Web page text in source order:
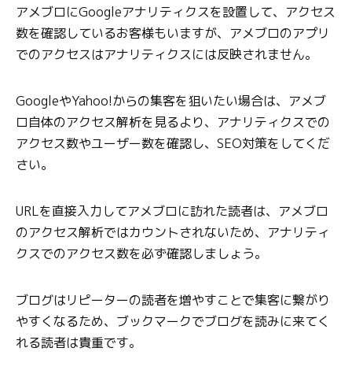
アメブロにGoogleアナリティクスを設置して、アクセス
数を確認しているお客様もいますが、アメブロのアプリ
でのアクセスはアナリティクスには反映されません。
GoogleやYahoo!からの集客を狙いたい場合は、アメブ
ロ自体のアクセス解析を見るより、アナリティクスでの
アクセス数やユーザー数を確認し、SEO対策をしてくだ
さい。
URLを直接入力してアメブロに訪れた読者は、アメブロ
のアクセス解析ではカウントされないため、アナリティ
クスでのアクセス数を必ず確認しましょう。
ブログはリピーターの読者を増やすことで集客に繋がり
やすくなるため、ブックマークでブログを読みに来てく
れる読者は貴重です。